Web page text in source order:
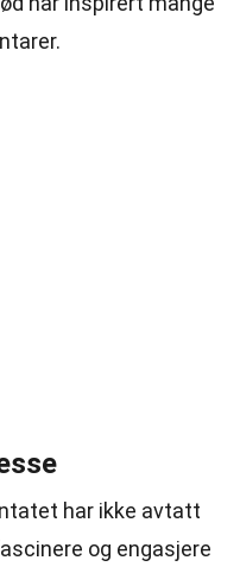
har ikke avtatt
og engasjere